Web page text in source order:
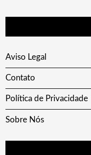
Aviso Legal
Contato
Política de Privacidade
Sobre Nós